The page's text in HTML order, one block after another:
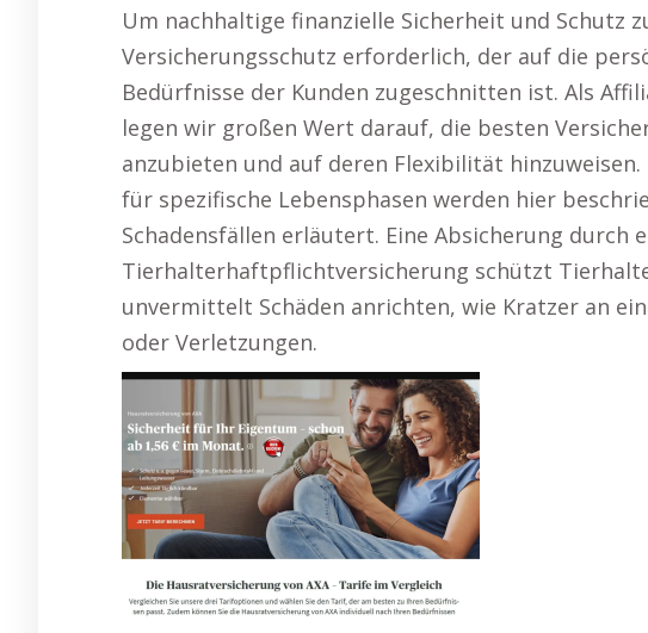
Um nachhaltige finanzielle Sicherheit und Schutz
Versicherungsschutz erforderlich, der auf die
Bedürfnisse der Kunden zugeschnitten ist. Als
legen wir großen Wert darauf, die besten
anzubieten und auf deren Flexibilität
für spezifische Lebensphasen werden hier
Schadensfällen erläutert. Eine Absicherung durch
Tierhalterhaftpflichtversicherung schützt
unvermittelt Schäden anrichten, wie Kratzer an
oder Verletzungen.